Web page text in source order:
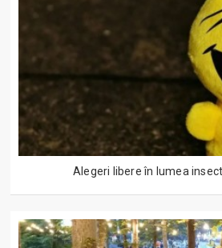
Alegeri libere în lumea